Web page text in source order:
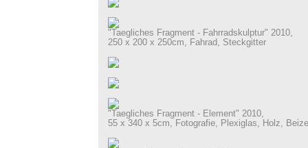
"Taegliches Fragment - Fahrradskulptur" 2010,
250 x 200 x 250cm, Fahrad, Steckgitter
"Taegliches Fragment - Element" 2010,
55 x 340 x 5cm, Fotografie, Plexiglas, Holz, Beize